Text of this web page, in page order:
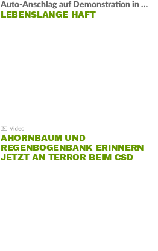
Auto-Anschlag auf Demonstration in München:
LEBENSLANGE HAFT
AHORNBAUM UND
REGENBOGENBANK ERINNERN
JETZT AN TERROR BEIM CSD